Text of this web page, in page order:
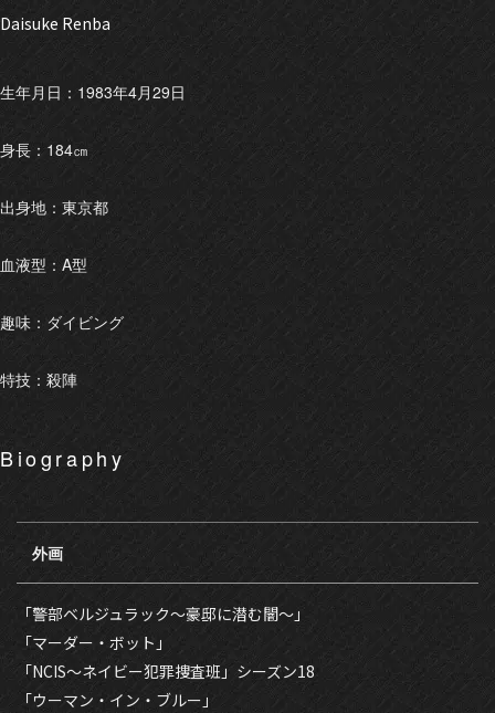
Daisuke Renba
生年月日：1983年4月29日
身長：184㎝
出身地：東京都
血液型：A型
趣味：ダイビング
特技：殺陣
Biography
外画
「警部ベルジュラック～豪邸に潜む闇～」
「マーダー・ボット」
「NCIS〜ネイビー犯罪捜査班」シーズン18
「ウーマン・イン・ブルー」